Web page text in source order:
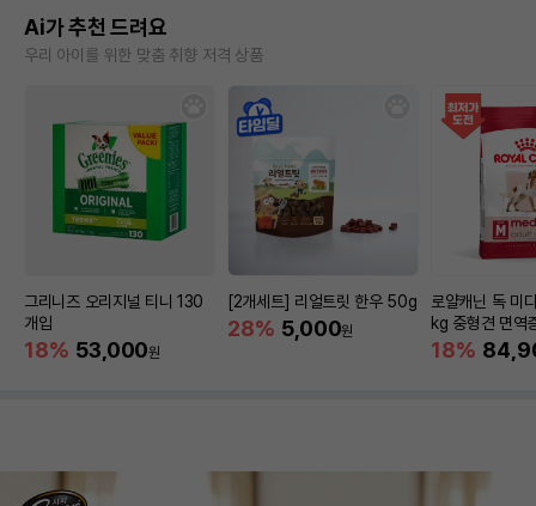
Ai가 추천 드려요
우리 아이를 위한 맞춤 취향 저격 상품
그리니즈 오리지널 티니 130
개입
18% 53,000원
[2개세트] 리얼트릿 한우 50g
28% 5,000원
로얄캐닌 독 미
kg 중형견 면역
18%